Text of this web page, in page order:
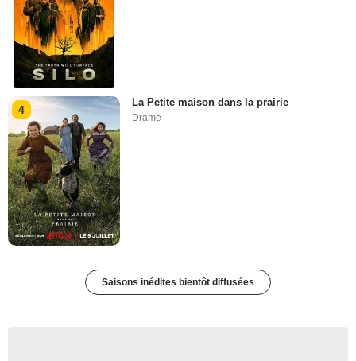
4
La Petite maison dans la prairie
Drame
Saisons inédites bientôt diffusées